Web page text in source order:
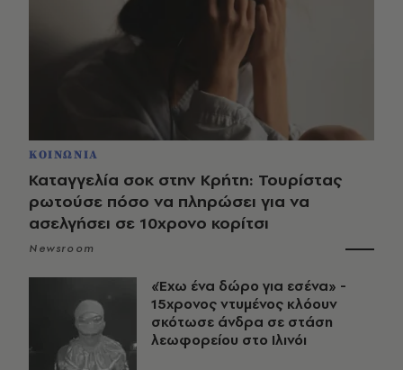
ΚΟΙΝΩΝΙΑ
Καταγγελία σοκ στην Κρήτη: Τουρίστας
ρωτούσε πόσο να πληρώσει για να
ασελγήσει σε 10χρονο κορίτσι
Newsroom
«Έχω ένα δώρο για εσένα» -
15χρονος ντυμένος κλόουν
σκότωσε άνδρα σε στάση
λεωφορείου στο Ιλινόι